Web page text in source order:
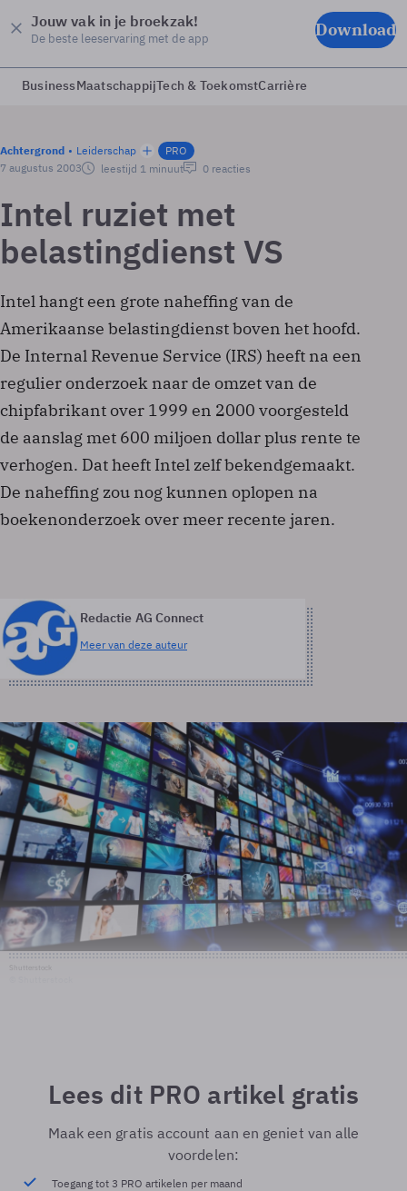
Jouw vak in je broekzak!
De beste leeservaring met de app Download
BusinessMaatschappijTech & ToekomstCarrière
Achtergrond Leiderschap
PRO
7 augustus 2003
leestijd 1 minuut 0 reacties
Intel ruziet met
belastingdienst VS
Intel hangt een grote naheffing van de
Amerikaanse belastingdienst boven het hoofd.
De Internal Revenue Service (IRS) heeft na een
regulier onderzoek naar de omzet van de
chipfabrikant over 1999 en 2000 voorgesteld
de aanslag met 600 miljoen dollar plus rente te
verhogen. Dat heeft Intel zelf bekendgemaakt.
De naheffing zou nog kunnen oplopen na
boekenonderzoek over meer recente jaren.
Redactie AG Connect
Meer van deze auteur
Lees dit PRO artikel gratis
Maak een gratis account aan en geniet van alle
voordelen:
Toegang tot 3 PRO artikelen per maand